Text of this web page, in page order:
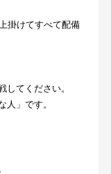
掛けてすべて配備
してください。
人」です。